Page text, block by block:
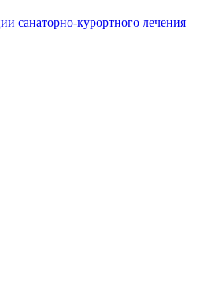
санаторно-курортного лечения